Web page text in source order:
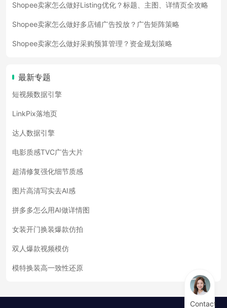
Shopee卖家怎么做好Listing优化？标题、主图、详情页全攻略
Shopee卖家怎么做好多店铺广告投放？广告矩阵策略
Shopee卖家怎么做好采购预算管理？资金规划策略
最新专题
短视频数据引擎
LinkPix落地页
达人数据引擎
电影质感TVC广告大片
超清修复强化细节质感
图片高清写实去AI感
拼多多怎么用AI做详情图
女装开门换装爆款仿拍
双人爆款视频模仿
模特换装高一致性还原
Contact